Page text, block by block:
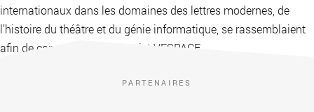
internationaux dans les domaines des lettres modernes, de
l’histoire du théâtre et du génie informatique, se rassemblaient
afin de conceptualiser le projet VESPACE.
PARTENAIRES